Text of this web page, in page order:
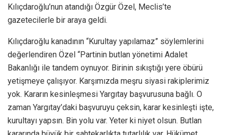
Kılıçdaroğlu’nun atandığı Özgür Özel, Meclis’te
gazetecilerle bir araya geldi.
Kılıçdaroğlu kanadının “Kurultay yapılamaz” söylemlerini
değerlendiren Özel “Partinin butlan yönetimi Adalet
Bakanlığı ile tandem oynuyor. Birinin sıkıştığı yere öbürü
yetişmeye çalışıyor. Karşımızda meşru siyasi rakiplerimiz
yok. Kararın kesinleşmesi Yargıtay başvurusuna bağlı. O
zaman Yargıtay’daki başvuruyu çeksin, karar kesinleşti işte,
kurultayı yapsın. Bin yolu var. Yeter ki niyet olsun. Butlan